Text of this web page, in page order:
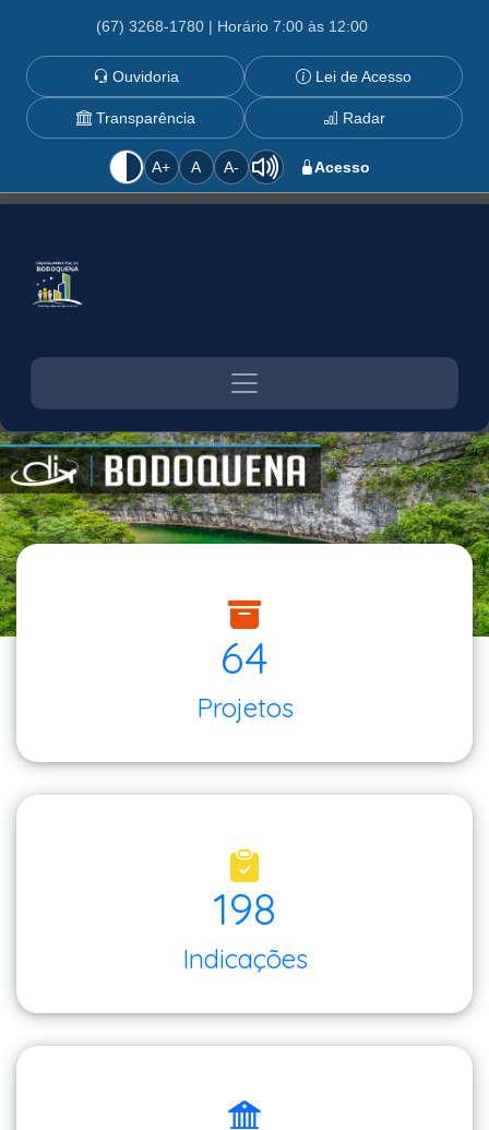
(67) 3268-1780 | Horário 7:00 às 12:00
Ouvidoria Lei de Acesso
Transparência Radar
A+ A A- Acesso
64
Projetos
198
Indicações